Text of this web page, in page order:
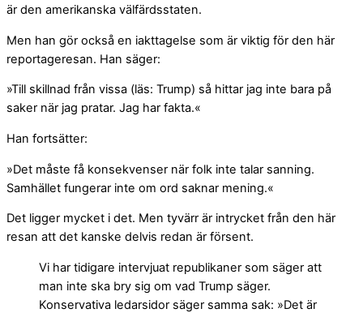
är den amerikanska välfärdsstaten.
Men han gör också en iakttagelse som är viktig för den här
reportageresan. Han säger:
»Till skillnad från vissa (läs: Trump) så hittar jag inte bara på
saker när jag pratar. Jag har fakta.«
Han fortsätter:
»Det måste få konsekvenser när folk inte talar sanning.
Samhället fungerar inte om ord saknar mening.«
Det ligger mycket i det. Men tyvärr är intrycket från den här
resan att det kanske delvis redan är försent.
Vi har tidigare intervjuat republikaner som säger att
man inte ska bry sig om vad Trump säger.
Konservativa ledarsidor säger samma sak: »Det är